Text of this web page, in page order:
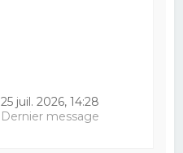
25 juil. 2026, 14:28
Dernier message